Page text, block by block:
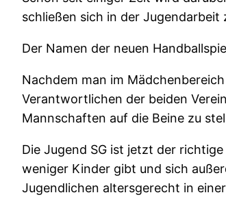
schließen sich in der Jugendarbeit
Der Namen der neuen
Nachdem man im
Verantwortlichen der beiden
Mannschaften auf die Beine zu
Die Jugend SG ist jetzt der
weniger Kinder gibt und sich
Jugendlichen altersgerecht in